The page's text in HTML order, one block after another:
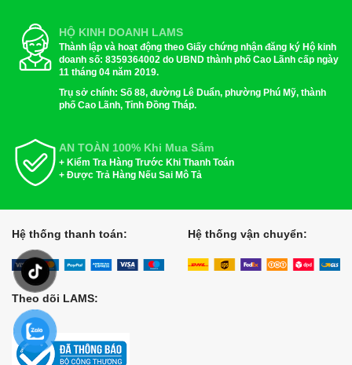
HỘ KINH DOANH LAMS
Thành lập và hoạt động theo Giấy chứng nhận đăng ký Hộ kinh
doanh số: 8359364002 do UBND thành phố Cao Lãnh cấp ngày
11 tháng 04 năm 2019.
Trụ sở chính: Số 88, đường Lê Duẩn, phường Phú Mỹ, thành
phố Cao Lãnh, Tỉnh Đồng Tháp.
AN TOÀN 100% Khi Mua Sắm
+ Kiểm Tra Hàng Trước Khi Thanh Toán
+ Được Trả Hàng Nếu Sai Mô Tả
Hệ thống thanh toán: Hệ thống vận chuyển:
Theo dõi LAMS: